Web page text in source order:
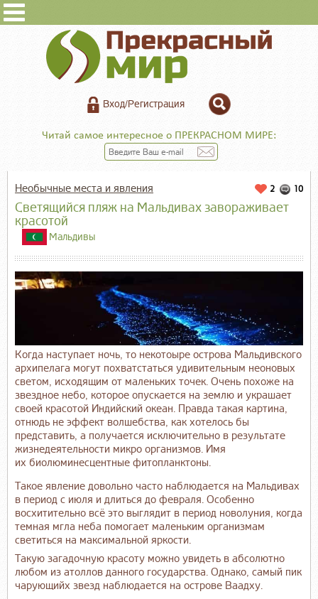
Вход/Регистрация
Читай самое интересное о ПРЕКРАСНОМ МИРЕ:
10
2
Необычные места и явления
Светящийся пляж на Мальдивах завораживает
красотой
Мальдивы
Когда наступает ночь, то некотоыре острова Мальдивского
архипелага могут похватстаться удивительным неоновых
светом, исходящим от маленьких точек. Очень похоже на
звездное небо, которое опускается на землю и украшает
своей красотой Индийский океан. Правда такая картина,
отнюдь не эффект волшебства, как хотелось бы
представить, а получается исключительно в результате
жизнедеятельности микро организмов. Имя
их биолюминесцентные фитопланктоны.
Такое явление довольно часто наблюдается на Мальдивах
в период с июля и длиться до февраля. Особенно
восхитительно всё это выглядит в период новолуния, когда
темная мгла неба помогает маленьким организмам
светиться на максимальной яркости.
Такую загадочную красоту можно увидеть в абсолютно
любом из атоллов данного государства. Однако, самый пик
чарующийх звезд наблюдается на острове Ваадху.